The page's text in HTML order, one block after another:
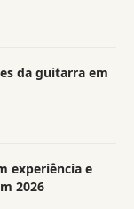
da guitarra em
experiência e
2026